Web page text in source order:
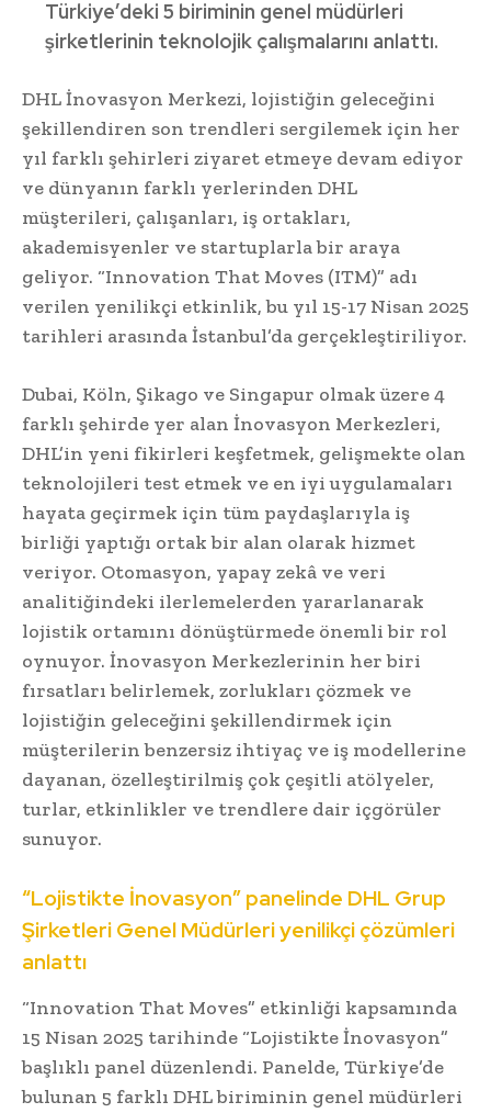
Türkiye’deki 5 biriminin genel müdürleri
şirketlerinin teknolojik çalışmalarını anlattı.
DHL İnovasyon Merkezi, lojistiğin geleceğini
şekillendiren son trendleri sergilemek için her
yıl farklı şehirleri ziyaret etmeye devam ediyor
ve dünyanın farklı yerlerinden DHL
müşterileri, çalışanları, iş ortakları,
akademisyenler ve startuplarla bir araya
geliyor. “Innovation That Moves (ITM)” adı
verilen yenilikçi etkinlik, bu yıl 15-17 Nisan 2025
tarihleri arasında İstanbul’da gerçekleştiriliyor.
Dubai, Köln, Şikago ve Singapur olmak üzere 4
farklı şehirde yer alan İnovasyon Merkezleri,
DHL’in yeni fikirleri keşfetmek, gelişmekte olan
teknolojileri test etmek ve en iyi uygulamaları
hayata geçirmek için tüm paydaşlarıyla iş
birliği yaptığı ortak bir alan olarak hizmet
veriyor. Otomasyon, yapay zekâ ve veri
analitiğindeki ilerlemelerden yararlanarak
lojistik ortamını dönüştürmede önemli bir rol
oynuyor. İnovasyon Merkezlerinin her biri
fırsatları belirlemek, zorlukları çözmek ve
lojistiğin geleceğini şekillendirmek için
müşterilerin benzersiz ihtiyaç ve iş modellerine
dayanan, özelleştirilmiş çok çeşitli atölyeler,
turlar, etkinlikler ve trendlere dair içgörüler
sunuyor.
“Lojistikte İnovasyon” panelinde DHL Grup
Şirketleri Genel Müdürleri yenilikçi çözümleri
anlattı
“Innovation That Moves” etkinliği kapsamında
15 Nisan 2025 tarihinde “Lojistikte İnovasyon”
başlıklı panel düzenlendi. Panelde, Türkiye’de
bulunan 5 farklı DHL biriminin genel müdürleri